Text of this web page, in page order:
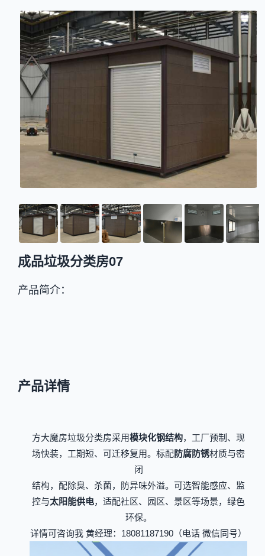
成品垃圾分类房07
产品简介：
产品详情
方大魔房垃圾分类房采用模块化钢结构，工厂预制、现
场快装，工期短、可迁移复用。标配防腐防锈材质与密
闭
结构，配除臭、杀菌，防异味外溢。可选智能感应、监
控与太阳能供电，适配社区、园区、景区等场景，绿色
环保。
详情可咨询我 黄经理：18081187190（电话 微信同号）